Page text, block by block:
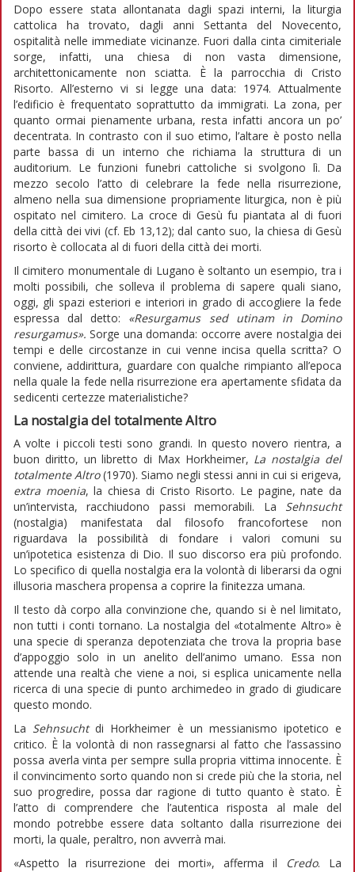
Dopo essere stata allontanata dagli spazi interni, la liturgia
cattolica ha trovato, dagli anni Settanta del Novecento,
ospitalità nelle immediate vicinanze. Fuori dalla cinta cimiteriale
sorge, infatti, una chiesa di non vasta dimensione,
architettonicamente non sciatta. È la parrocchia di Cristo
Risorto. All’esterno vi si legge una data: 1974. Attualmente
l’edificio è frequentato soprattutto da immigrati. La zona, per
quanto ormai pienamente urbana, resta infatti ancora un po’
decentrata. In contrasto con il suo etimo, l’altare è posto nella
parte bassa di un interno che richiama la struttura di un
auditorium. Le funzioni funebri cattoliche si svolgono lì. Da
mezzo secolo l’atto di celebrare la fede nella risurrezione,
almeno nella sua dimensione propriamente liturgica, non è più
ospitato nel cimitero. La croce di Gesù fu piantata al di fuori
della città dei vivi (cf. Eb 13,12); dal canto suo, la chiesa di Gesù
risorto è collocata al di fuori della città dei morti.
Il cimitero monumentale di Lugano è soltanto un esempio, tra i
molti possibili, che solleva il problema di sapere quali siano,
oggi, gli spazi esteriori e interiori in grado di accogliere la fede
espressa dal detto: «Resurgamus sed utinam in Domino
resurgamus». Sorge una domanda: occorre avere nostalgia dei
tempi e delle circostanze in cui venne incisa quella scritta? O
conviene, addirittura, guardare con qualche rimpianto all’epoca
nella quale la fede nella risurrezione era apertamente sfidata da
sedicenti certezze materialistiche?
La nostalgia del totalmente Altro
A volte i piccoli testi sono grandi. In questo novero rientra, a
buon diritto, un libretto di Max Horkheimer, La nostalgia del
totalmente Altro(1970). Siamo negli stessi anni in cui si erigeva,
extra moenia, la chiesa di Cristo Risorto. Le pagine, nate da
un’intervista, racchiudono passi memorabili. La Sehnsucht
(nostalgia) manifestata dal filosofo francofortese non
riguardava la possibilità di fondare i valori comuni su
un’ipotetica esistenza di Dio. Il suo discorso era più profondo.
Lo specifico di quella nostalgia era la volontà di liberarsi da ogni
illusoria maschera propensa a coprire la finitezza umana.
Il testo dà corpo alla convinzione che, quando si è nel limitato,
non tutti i conti tornano. La nostalgia del «totalmente Altro» è
una specie di speranza depotenziata che trova la propria base
d’appoggio solo in un anelito dell’animo umano. Essa non
attende una realtà che viene a noi, si esplica unicamente nella
ricerca di una specie di punto archimedeo in grado di giudicare
questo mondo.
La Sehnsuchtdi Horkheimer è un messianismo ipotetico e
critico. È la volontà di non rassegnarsi al fatto che l’assassino
possa averla vinta per sempre sulla propria vittima innocente. È
il convincimento sorto quando non si crede più che la storia, nel
suo progredire, possa dar ragione di tutto quanto è stato. È
l’atto di comprendere che l’autentica risposta al male del
mondo potrebbe essere data soltanto dalla risurrezione dei
morti, la quale, peraltro, non avverrà mai.
«Aspetto la risurrezione dei morti», afferma il
Credo. La